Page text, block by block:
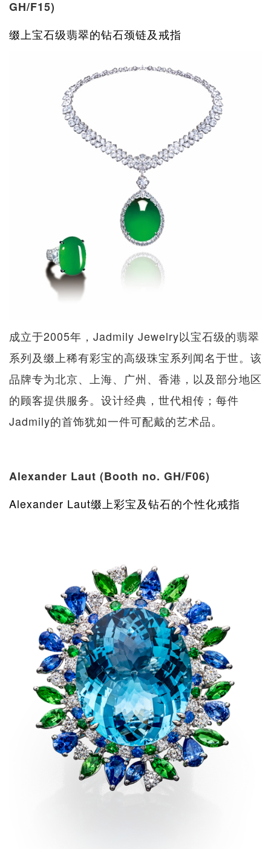
GH/F15)
缀上宝石级翡翠的钻石颈链及戒指
成立于2005年，Jadmily Jewelry以宝石级的翡翠
系列及缀上稀有彩宝的高级珠宝系列闻名于世。该
品牌专为北京、上海、广州、香港，以及部分地区
的顾客提供服务。设计经典，世代相传；每件
Jadmily的首饰犹如一件可配戴的艺术品。
Alexander Laut (Booth no. GH/F06)
Alexander Laut缀上彩宝及钻石的个性化戒指